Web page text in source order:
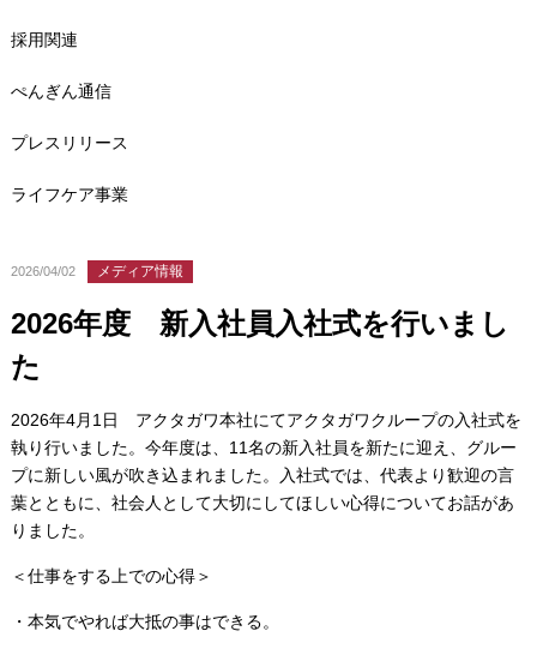
採用関連
ぺんぎん通信
プレスリリース
ライフケア事業
2026/04/02 メディア情報
2026年度 新入社員入社式を行いまし
た
2026年4月1日 アクタガワ本社にてアクタガワクループの入社式を
執り行いました。今年度は、11名の新入社員を新たに迎え、グルー
プに新しい風が吹き込まれました。入社式では、代表より歓迎の言
葉とともに、社会人として大切にしてほしい心得についてお話があ
りました。
＜仕事をする上での心得＞
・本気でやれば大抵の事はできる。